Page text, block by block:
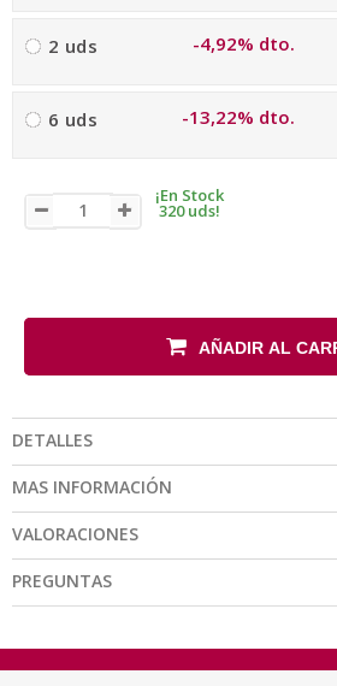
2 uds -4,92% dto.
6 uds -13,22% dto.
¡En Stock
320 uds!
AÑADIR AL
DETALLES
MAS INFORMACIÓN
VALORACIONES
PREGUNTAS